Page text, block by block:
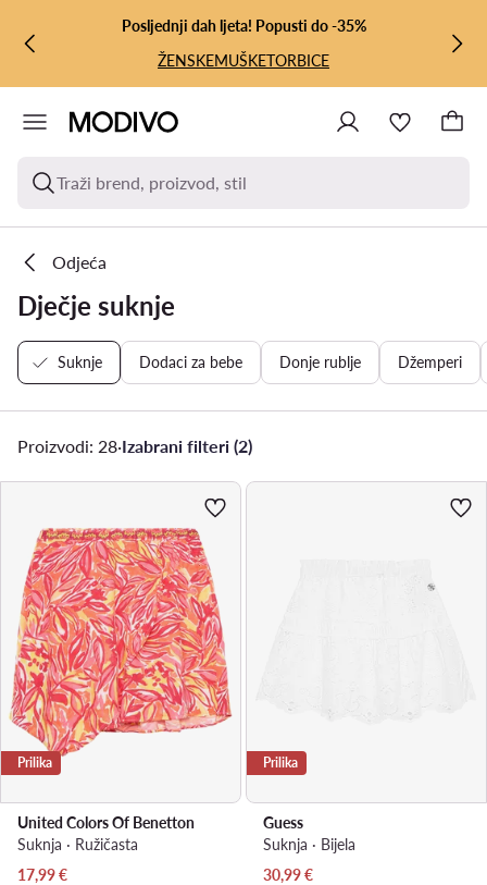
PRIJEĐI NA GLAVNI SADRŽAJ
PRIJEĐI NA PRETRAŽIVANJE
Posljednji dah ljeta! Popusti do -35%
ŽENSKEMUŠKETORBICE
Traži brend, proizvod, stil
Odjeća
Dječje suknje
Suknje Dodaci za bebe Donje rublje Džemperi
Proizvodi: 28·Izabrani filteri (2)
Prilika
United Colors Of Benetton
Suknja · Ružičasta
Trenutna cijena
17,99€
Prilika
Guess
Suknja · Bijela
Trenutna cijena
30,99€